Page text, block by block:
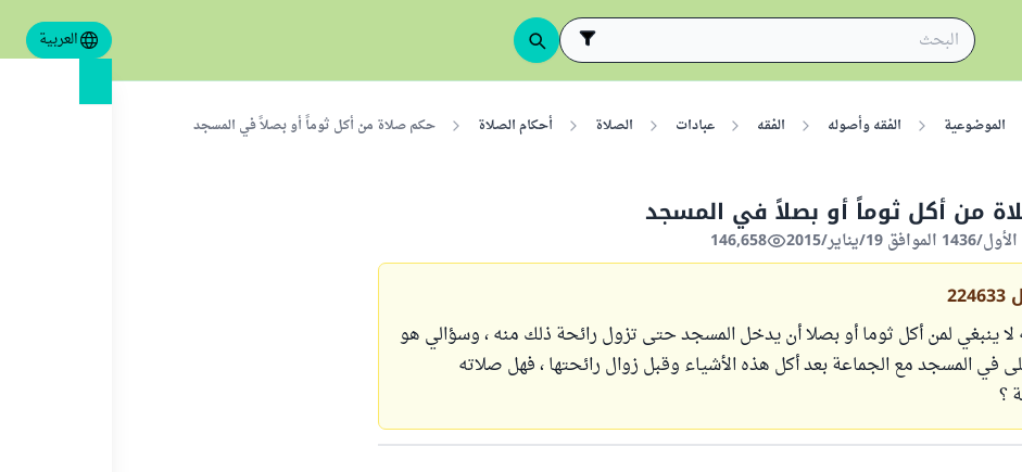
العربية
الموضوعية الفقه وأصوله الفقه عبادات الصلاة أحكام الصلاة حكم صلاة من أكل ثوماً أو بصلاً في المسجد
من أكل ثوماً أو بصلاً في المسجد
146,658
224633
لا ينبغي لمن أكل ثوما أو بصلا أن يدخل المسجد حتى تزول رائحة ذلك منه ، وسؤالي هو
في المسجد مع الجماعة بعد أكل هذه الأشياء وقبل زوال رائحتها ، فهل صلاته
؟